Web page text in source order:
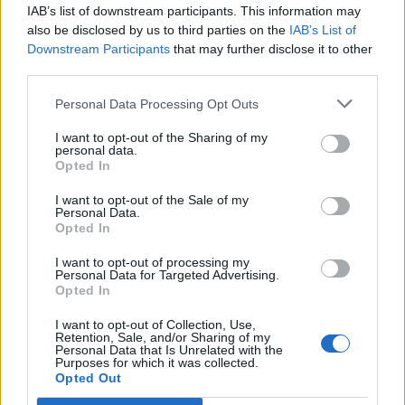
IAB’s list of downstream participants. This information may
also be disclosed by us to third parties on the IAB’s List of
Downstream Participants that may further disclose it to other
Personal Data Processing Opt Outs
I want to opt-out of the Sharing of my
personal data.
Opted In
I want to opt-out of the Sale of my
Personal Data.
Opted In
I want to opt-out of processing my
Personal Data for Targeted Advertising.
Opted In
I want to opt-out of Collection, Use,
Retention, Sale, and/or Sharing of my
Personal Data that Is Unrelated with the
Purposes for which it was collected.
Opted Out
café.
L’Astuce Naturelle et Étonnante Pour
Éloigner les Guêpes de Votre Table
Quand les beaux jours reviennent, les repas en
extérieur deviennent un vrai plaisir… jusqu’à ce que
les guêpes s’invitent à la fête ! Redoutées pour leurs
piqûres douloureuses et leur attirance pour les